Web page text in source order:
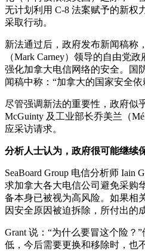
无计划利用 C-8 法案赋予的新权
采取行动。
新法通过后，政府发布新闻稿称
（Mark Carney）领导的自由党
强化加拿大电信网络的安全。国
闻稿中称：“加拿大的国家安全
尽管强调新法的重要性，政府似
McGuinty 及工业部长乔美兰（
应采访请求。
分析人士认为，政府很可能继续
SeaBoard Group 电信分析师 Iain
求加拿大各大电信公司避免采购
备本身已被视为高风险。如果相
因安全原因被迫拆除，所付出的
Grant 说：“为什么要冒这个险？
低，今后需要更换和移除时，也